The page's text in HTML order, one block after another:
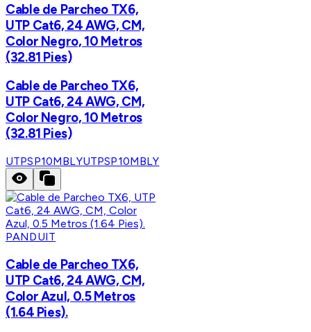
Cable de Parcheo TX6,
UTP Cat6, 24 AWG, CM,
Color Negro, 10 Metros
(32.81 Pies)
Cable de Parcheo TX6,
UTP Cat6, 24 AWG, CM,
Color Negro, 10 Metros
(32.81 Pies)
UTPSP10MBLYUTPSP10MBLY
PANDUIT
Cable de Parcheo TX6,
UTP Cat6, 24 AWG, CM,
Color Azul, 0.5 Metros
(1.64 Pies).